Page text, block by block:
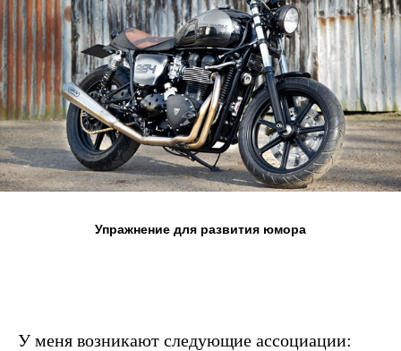
Упражнение для развития юмора
У меня возникают следующие ассоциации: